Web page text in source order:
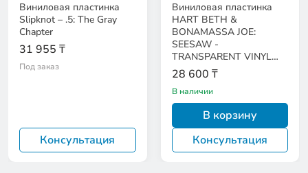
Виниловая пластинка
Slipknot – .5: The Gray
Chapter
31 955 ₸
Под заказ
Консультация
Виниловая пластинка
HART BETH &
BONAMASSA JOE:
SEESAW -
TRANSPARENT VINYL
EAN:0810020505238
28 600 ₸
В наличии
В корзину
Консультация